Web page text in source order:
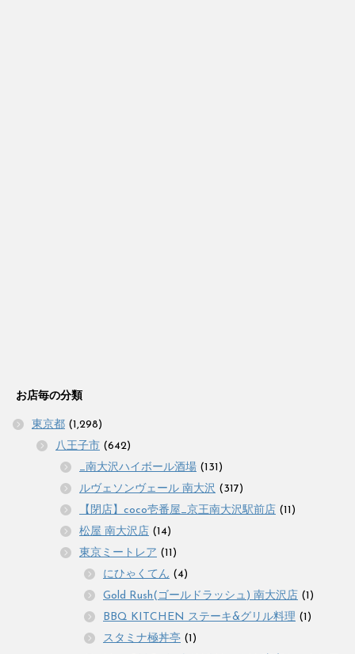
お店毎の分類
東京都 (1,298)
八王子市 (642)
_南大沢ハイボール酒場 (131)
ルヴェソンヴェール 南大沢 (317)
【閉店】coco壱番屋_京王南大沢駅前店 (11)
松屋 南大沢店 (14)
東京ミートレア (11)
にひゃくてん (4)
Gold Rush(ゴールドラッシュ) 南大沢店 (1)
BBQ KITCHEN ステーキ&グリル料理 (1)
スタミナ極丼亭 (1)